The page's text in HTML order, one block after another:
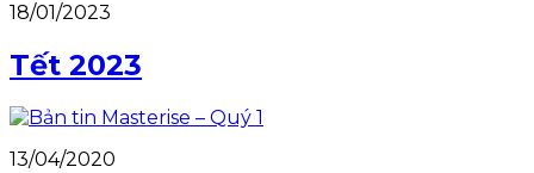
18/01/2023
Tết 2023
13/04/2020